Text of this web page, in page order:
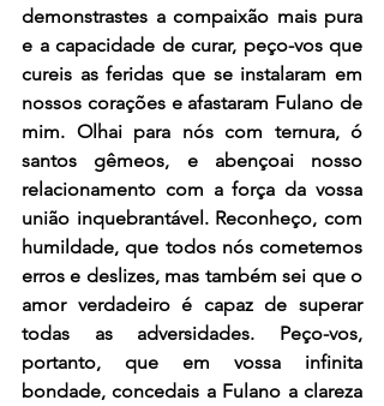
demonstrastes a compaixão mais pura
e a capacidade de curar, peço-vos que
cureis as feridas que se instalaram em
nossos corações e afastaram Fulano de
mim. Olhai para nós com ternura, ó
santos gêmeos, e abençoai nosso
relacionamento com a força da vossa
união inquebrantável. Reconheço, com
humildade, que todos nós cometemos
erros e deslizes, mas também sei que o
amor verdadeiro é capaz de superar
todas as adversidades. Peço-vos,
portanto, que em vossa infinita
bondade, concedais a Fulano a clareza